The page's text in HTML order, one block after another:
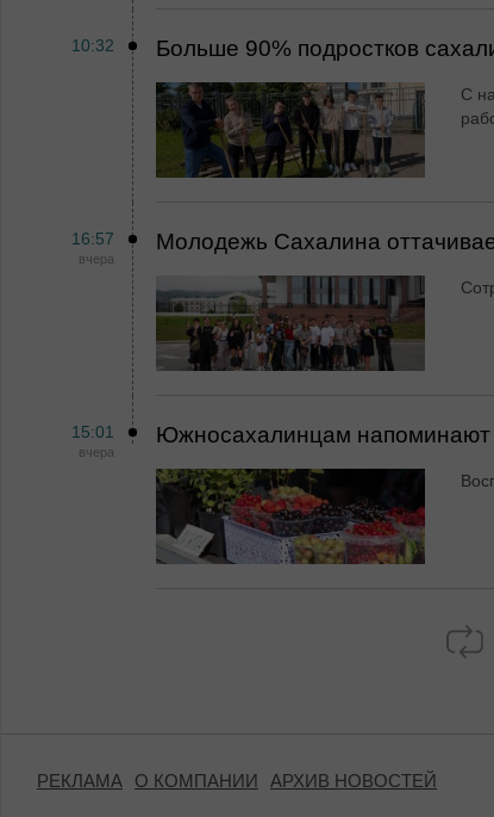
10:32 Больше 90% подростков
С
16:57
вчера
Молодежь Сахалина
15:01
вчера
Южносахалинцам напоминают
РЕКЛАМА О КОМПАНИИ АРХИВ НОВОСТЕЙ